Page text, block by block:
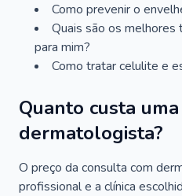
Como prevenir o
Quais são os
para mim?
Como tratar celulite e
Quanto custa
dermatologista?
O preço da consulta com
profissional e a clínica